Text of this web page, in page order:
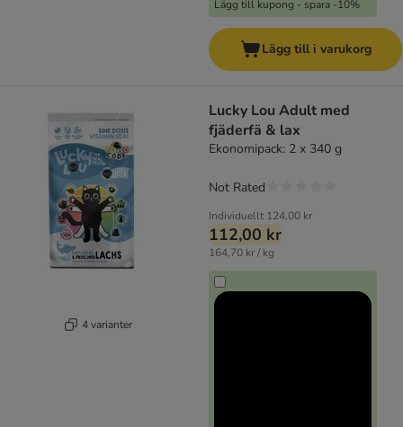
Lägg till kupong - spara -10%
Lägg till i varukorg
4 varianter
Lucky Lou Adult med
fjäderfä & lax
Ekonomipack: 2 x 340 g
Individuellt 124,00 kr
112,00 kr
164,70 kr / kg
Not Rated